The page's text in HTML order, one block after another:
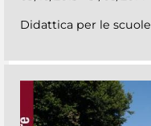
Didattica per le scuole